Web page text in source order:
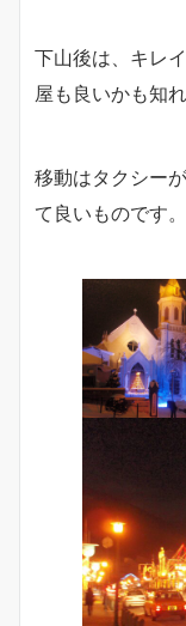
下山後は、キレ
屋も良いかも知れ
移動はタクシー
て良いものです。